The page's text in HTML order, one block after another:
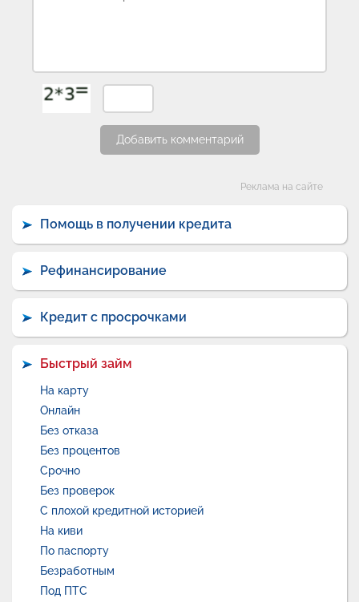
Добавить комментарий
Реклама на сайте
Помощь в получении кредита
Рефинансирование
Кредит с просрочками
Быстрый займ
На карту
Онлайн
Без отказа
Без процентов
Срочно
Без проверок
С плохой кредитной историей
На киви
По паспорту
Безработным
Под ПТС